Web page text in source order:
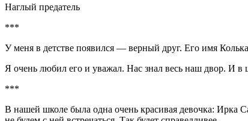
Наглый предатель
***
У меня в детстве появился — верный друг. Его имя
Я очень любил его и уважал. Нас знал весь наш двор. И
***
В нашей школе была одна очень красивая девочка: Ирка